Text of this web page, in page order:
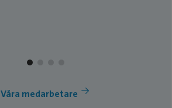
Våra medarbetare